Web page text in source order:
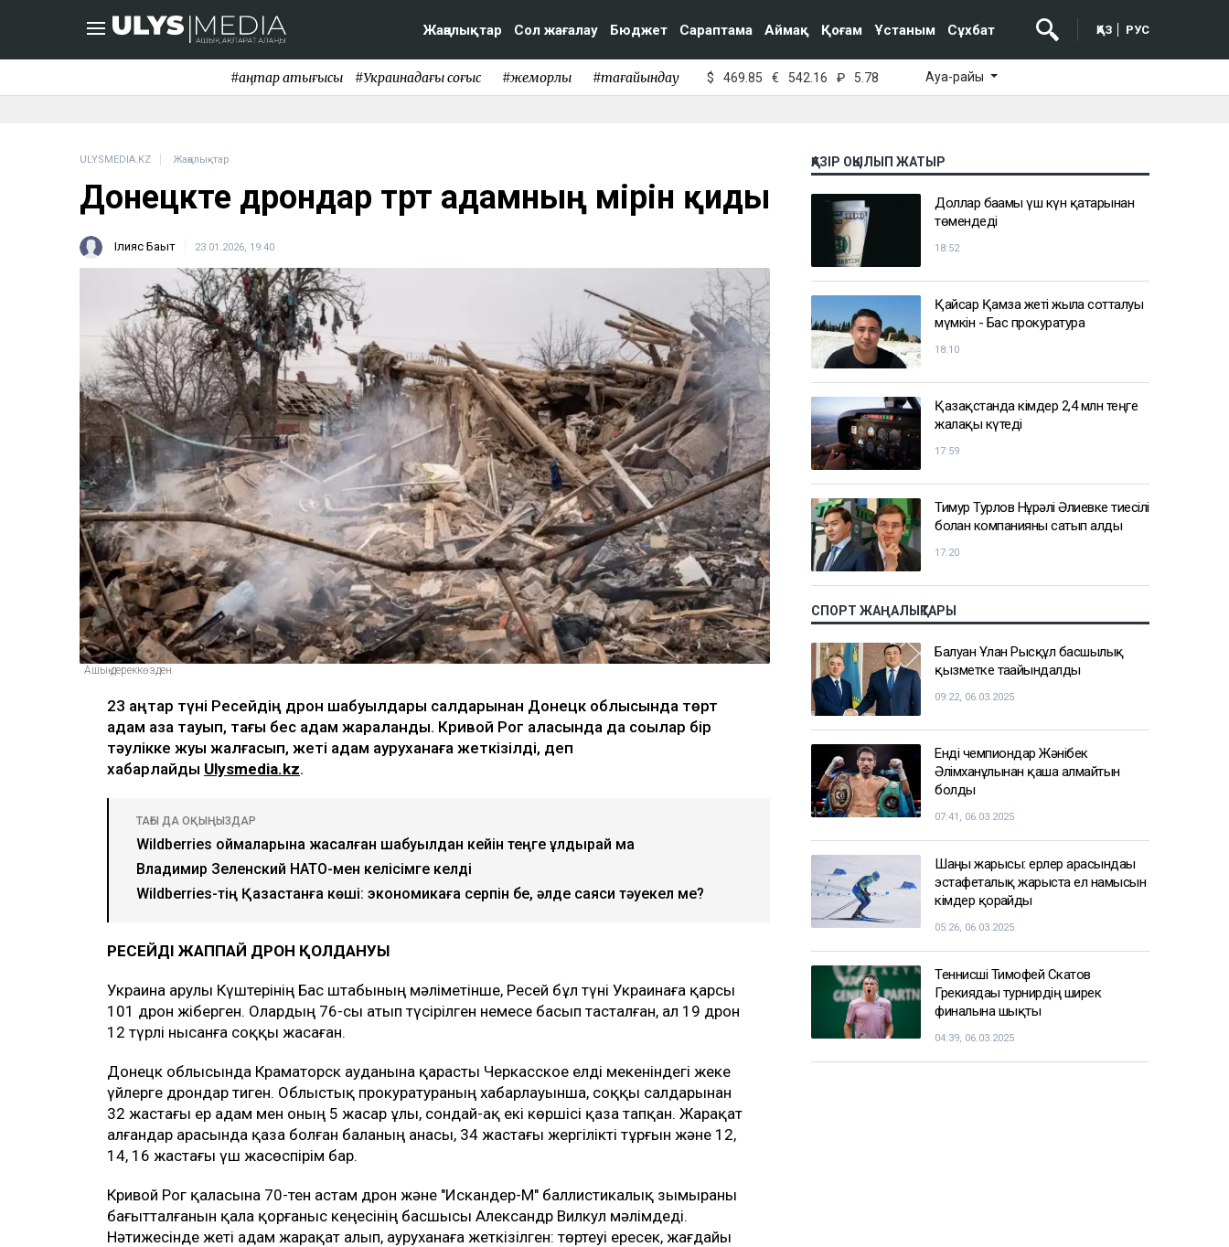
Жаңалықтар Сол жағалау Бюджет Сараптама Аймақ Қоғам Ұстаным Сұхбат ҚАЗ РУС
#қаңтар қақтығысы #Украинадағы соғыс #жемқорлық #тағайындау $ 469.85 € 542.16 ₽ 5.78 Ауа-райы
ULYSMEDIA.KZ Жаңалықтар
Донецкте дрондар төрт адамның өмірін қиды
Ілияс Бақыт 23.01.2026, 19:40
Ашық дереккөзден
23 қаңтар түні Ресейдің дрон шабуылдары салдарынан Донецк облысында төрт
адам қаза тауып, тағы бес адам жараланды. Кривой Рог қаласында да соққылар бір
тәулікке жуық жалғасып, жеті адам ауруханаға жеткізілді, деп
хабарлайды Ulysmedia.kz.
ТАҒЫ ДА ОҚЫҢЫЗДАР
Wildberries қоймаларына жасалған шабуылдан кейін теңге құлдырай ма
Владимир Зеленский НАТО-мен келісімге келді
Wildberries-тің Қазақстанға көші: экономикаға серпін бе, әлде саяси тәуекел ме?
РЕСЕЙДІҢ ЖАППАЙ ДРОН ҚОЛДАНУЫ
Украина Қарулы Күштерінің Бас штабының мәліметінше, Ресей бұл түні Украинаға қарсы
101 дрон жіберген. Олардың 76-сы атып түсірілген немесе басып тасталған, ал 19 дрон
12 түрлі нысанға соққы жасаған.
Донецк облысында Краматорск ауданына қарасты Черкасское елді мекеніндегі жеке
үйлерге дрондар тиген. Облыстық прокуратураның хабарлауынша, соққы салдарынан
32 жастағы ер адам мен оның 5 жасар ұлы, сондай-ақ екі көршісі қаза тапқан. Жарақат
алғандар арасында қаза болған баланың анасы, 34 жастағы жергілікті тұрғын және 12,
14, 16 жастағы үш жасөспірім бар.
Кривой Рог қаласына 70-тен астам дрон және "Искандер-М" баллистикалық зымыраны
бағытталғанын қала қорғаныс кеңесінің басшысы Александр Вилкул мәлімдеді.
Нәтижесінде жеті адам жарақат алып, ауруханаға жеткізілген: төртеуі ересек, жағдайы
ҚАЗІР ОҚЫЛЫП ЖАТЫР
Доллар бағамы үш күн қатарынан
төмендеді
18:52
Қайсар Қамза жеті жылға сотталуы
мүмкін - Бас прокуратура
18:10
Қазақстанда кімдер 2,4 млн теңге
жалақы күтеді
17:59
Тимур Турлов Нұрәлі Әлиевке тиесілі
болған компанияны сатып алды
17:20
СПОРТ ЖАҢАЛЫҚТАРЫ
Балуан Ұлан Рысқұл басшылық
қызметке тағайындалды
09:22, 06.03.2025
Енді чемпиондар Жәнібек
Әлімханұлынан қаша алмайтын
болды
07:41, 06.03.2025
Шаңғы жарысы: ерлер арасындағы
эстафеталық жарыста ел намысын
кімдер қорғайды
05:26, 06.03.2025
Теннисші Тимофей Скатов
Грекиядағы турнирдің ширек
финалына шықты
04:39, 06.03.2025